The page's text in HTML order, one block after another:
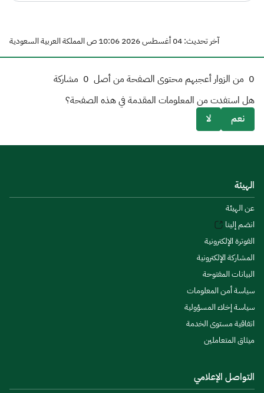
آخر تحديث: 04 أغسطس 2026 10:06 ص المملكة العربية السعودية
0 من الزوار أعجبهم محتوى الصفحة من أصل 0 مشاركة
هل استفدت من المعلومات المقدمة في هذه الصفحة؟
نعم
لا
الهيئة
عن الهيئة
انضم إلينا
الفوترة الإلكترونية
المشاركة الإلكترونية
البيانات المفتوحة
سياسة أمن المعلومات
سياسة إخلاء المسؤولية
اتفاقية مستوى الخدمة
ميثاق المتعاملين
التواصل الإعلامي